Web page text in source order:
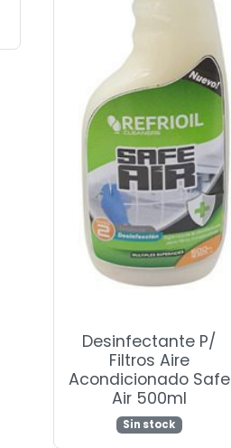
Desinfectante P/
Filtros Aire
Acondicionado Safe
Air 500ml
Sin stock